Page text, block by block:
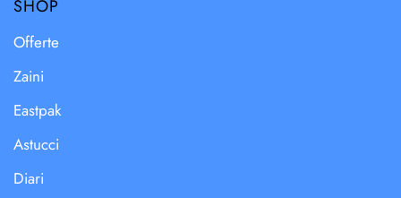
SHOP
Offerte
Zaini
Eastpak
Astucci
Diari